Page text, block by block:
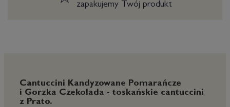
zapakujemy Twój produkt
Cantuccini Kandyzowane Pomarańcze
i Gorzka Czekolada - toskańskie cantuccini
z Prato.